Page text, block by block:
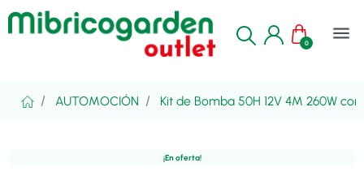
menu
0
AUTOMOCIÓN Kit de Bomba 50H 12V 4M 260W
¡En oferta!